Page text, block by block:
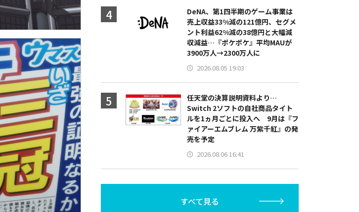
DeNA、第1四半期のゲーム事業は
売上収益33%減の121億円、セグメ
ント利益62%減の38億円と大幅減
収減益…『ポケポケ』平均MAUが
3900万人→2300万人に
2026.08.05 19:03
任天堂の決算説明資料より…
Switch 2ソフトの自社商品タイト
ルを1ヵ月ごとに投入へ 9月は『フ
ァイアーエムブレム 万紫千紅』の発
売を予定
2026.08.06 16:41
すべて見る